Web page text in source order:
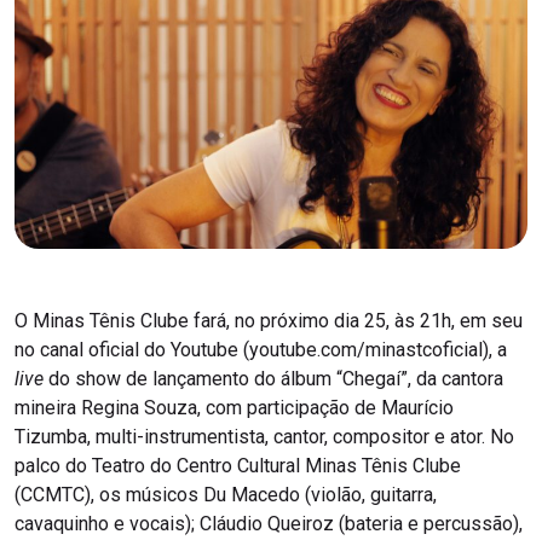
O Minas Tênis Clube fará, no próximo dia 25, às 21h, em seu
no canal oficial do Youtube (youtube.com/minastcoficial), a
live do show de lançamento do álbum “Chegaí”, da cantora
mineira Regina Souza, com participação de Maurício
Tizumba, multi-instrumentista, cantor, compositor e ator. No
palco do Teatro do Centro Cultural Minas Tênis Clube
(CCMTC), os músicos Du Macedo (violão, guitarra,
cavaquinho e vocais); Cláudio Queiroz (bateria e percussão),